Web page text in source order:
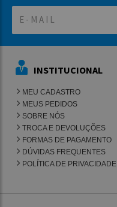
INSTITUCIONAL
MEU CADASTRO
MEUS PEDIDOS
SOBRE NÓS
TROCA E DEVOLUÇÕES
FORMAS DE PAGAMENTO
DÚVIDAS FREQUENTES
POLÍTICA DE PRIVACIDADE